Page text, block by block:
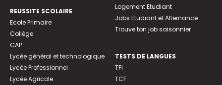
REUSSITE SCOLAIRE
Ecole Primaire
Collège
CAP
Lycée général et technologique
Lycée Professionnel
Lycée Agricole
Logement Etudiant
Jobs Etudiant et Alternance
Trouve ton job saisonnier
TESTS DE LANGUES
TFI
TCF